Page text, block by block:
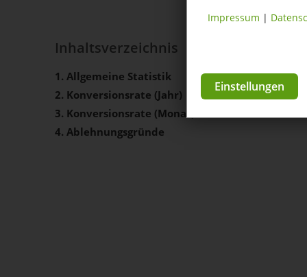
Inhaltsverzeichnis
1. Allgemeine Statistik
2. Konversionsrate (Jahr)
3. Konversionsrate (Monat)
4. Ablehnungsgründe
Impressum |
Einstellungen